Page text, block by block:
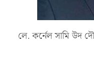
লে. কর্নেল সামি উদ